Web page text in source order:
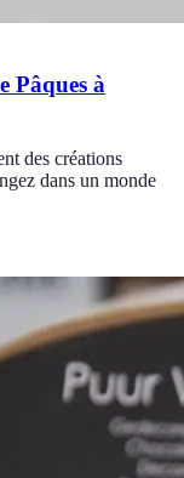
Pâques à
des créations
dans un monde